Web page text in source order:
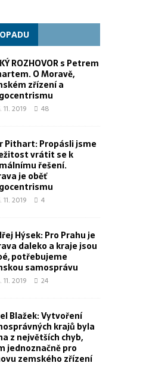
ROZHOVOR s Petrem
O Moravě,
zřízení a
11. 2019 48
Pithart: Propásli jsme
vrátit se k
řešení.
je oběť
11. 2019 4
Hýsek: Pro Prahu je
daleko a kraje jsou
potřebujeme
samosprávu
11. 2019 24
Blažek: Vytvoření
krajů byla
z největších chyb,
jednoznačně pro
zemského zřízení